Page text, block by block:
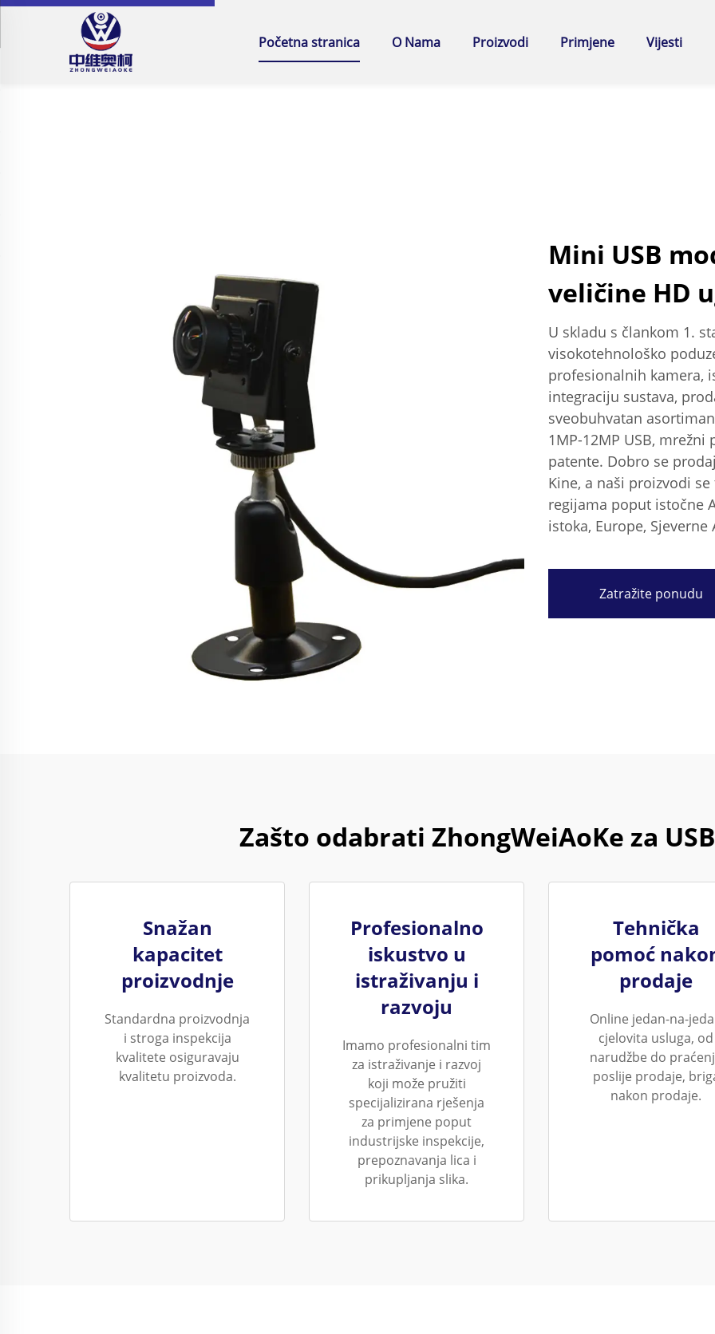
Početna stranica O Nama Proizvodi Primjene Vijesti
Mini USB
veličine HD
U skladu s člankom 1.
visokotehnološko
profesionalnih kamera,
integraciju sustava,
sveobuhvatan
1MP-12MP USB,
patente. Dobro se
Kine, a naši proizvodi
regijama poput istočne
istoka, Europe, Sjeverne
Zatražite ponudu
Zašto odabrati ZhongWeiAoKe za
Snažan
kapacitet
proizvodnje
Standardna proizvodnja
i stroga inspekcija
kvalitete osiguravaju
kvalitetu proizvoda.
Profesionalno
iskustvo u
istraživanju i
razvoju
Imamo profesionalni tim
za istraživanje i razvoj
koji može pružiti
specijalizirana rješenja
za primjene poput
industrijske inspekcije,
prepoznavanja lica i
prikupljanja slika.
Tehnička
pomoć
prodaje
Online jedan-na-
cjelovita usluga, od
narudžbe do
poslije prodaje,
nakon prodaje.